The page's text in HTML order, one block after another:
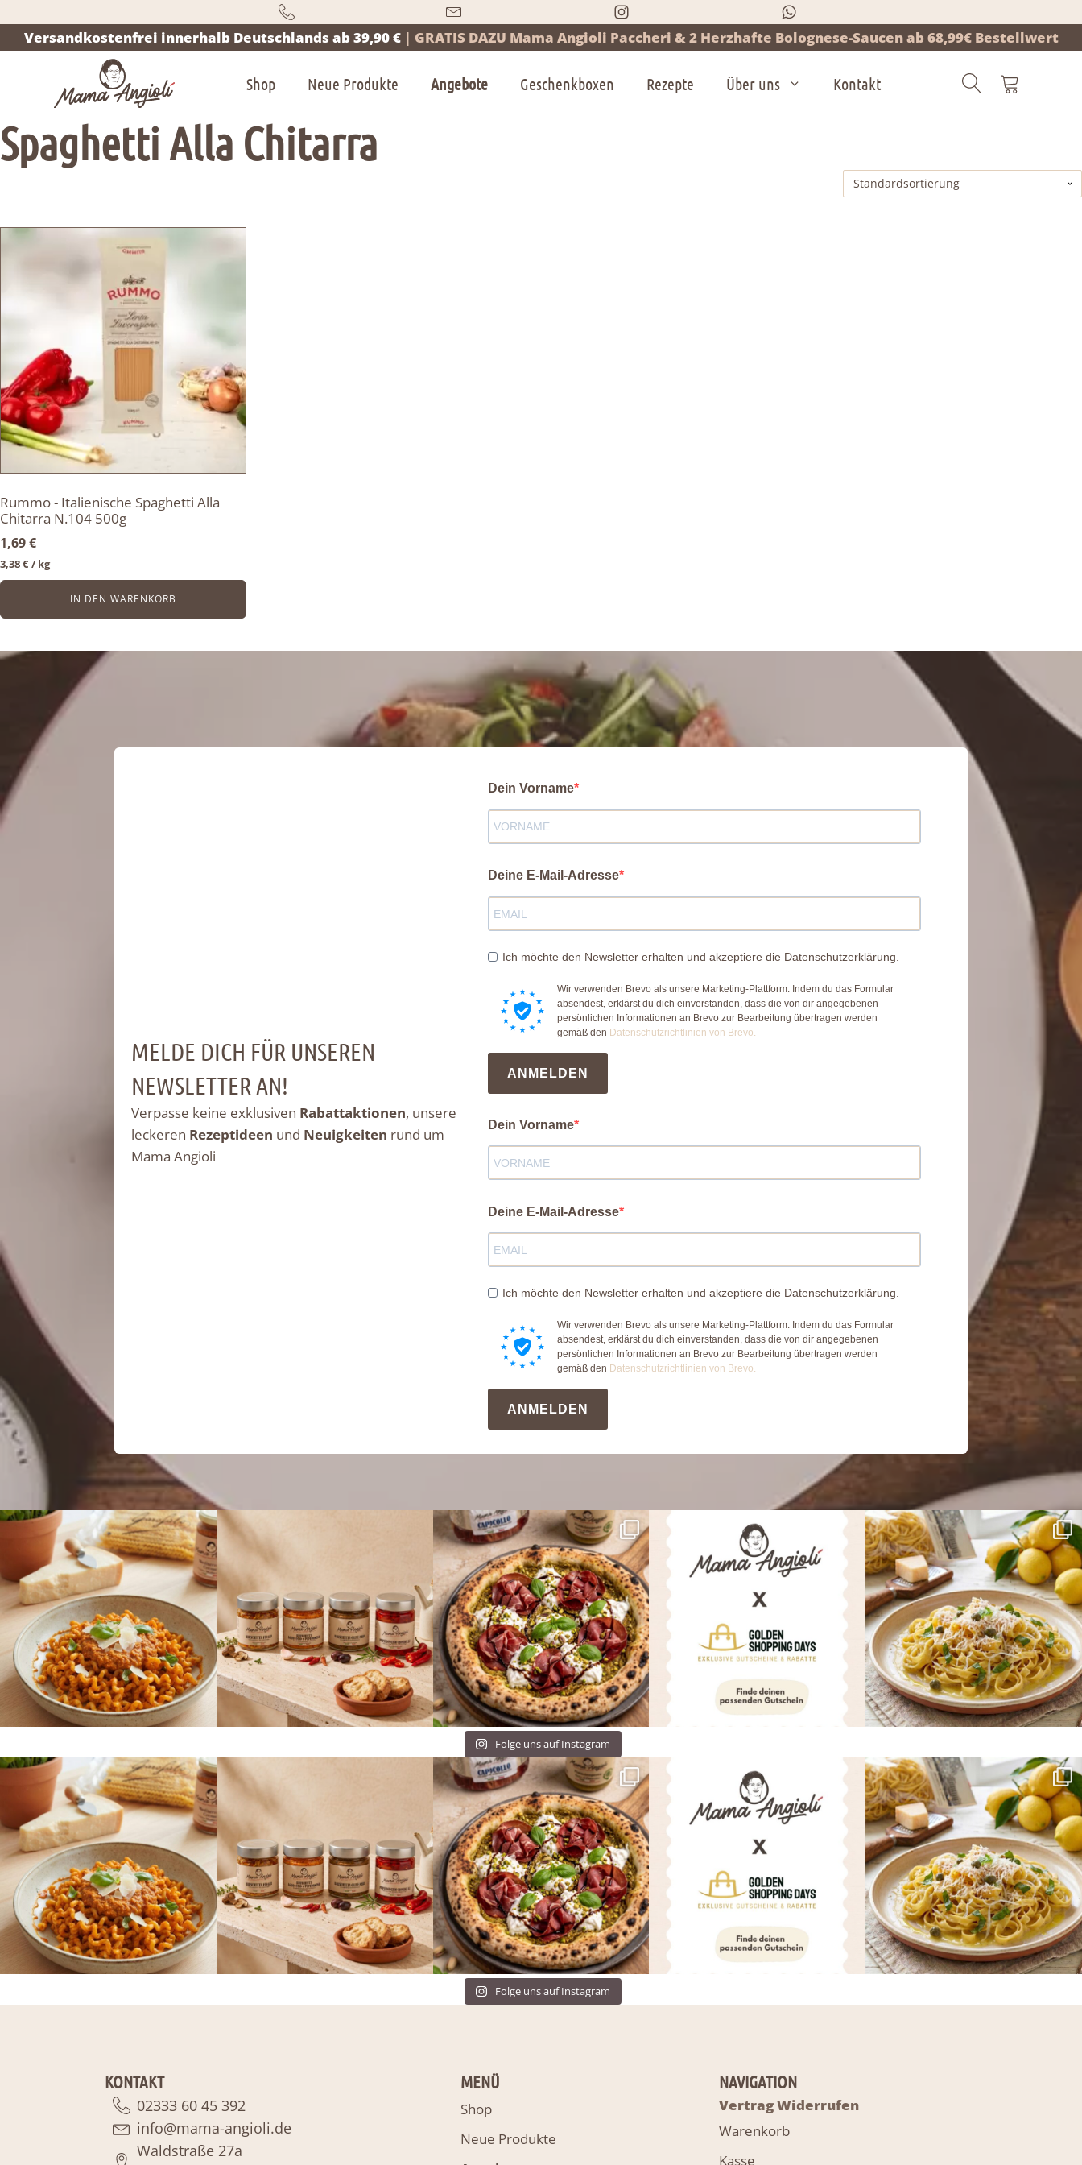
Versandkostenfrei innerhalb Deutschlands ab 39,90 € | GRATIS DAZU Mama Angioli Paccheri & 2 Herzhafte Bolognese-Saucen ab 68,99€ Bestellwert
Shop Neue Produkte Angebote Geschenkboxen Rezepte Über uns Kontakt
Spaghetti Alla Chitarra
Rummo - Italienische Spaghetti Alla
Chitarra N.104 500g
1,69€
3,38€ / kg
IN DEN WARENKORB
MELDE DICH FÜR UNSEREN
NEWSLETTER AN!
Verpasse keine exklusiven Rabattaktionen, unsere
leckeren Rezeptideen und Neuigkeiten rund um
Mama Angioli
Dein Vorname
Deine E-Mail-Adresse
Ich möchte den Newsletter erhalten und akzeptiere die Datenschutzerklärung.
Wir verwenden Brevo als unsere Marketing-Plattform. Indem du das Formular
absendest, erklärst du dich einverstanden, dass die von dir angegebenen
persönlichen Informationen an Brevo zur Bearbeitung übertragen werden
gemäß den Datenschutzrichtlinien von Brevo.
ANMELDEN
Dein Vorname
Deine E-Mail-Adresse
Ich möchte den Newsletter erhalten und akzeptiere die Datenschutzerklärung.
Wir verwenden Brevo als unsere Marketing-Plattform. Indem du das Formular
absendest, erklärst du dich einverstanden, dass die von dir angegebenen
persönlichen Informationen an Brevo zur Bearbeitung übertragen werden
gemäß den Datenschutzrichtlinien von Brevo.
ANMELDEN
Folge uns auf Instagram
Folge uns auf Instagram
KONTAKT
02333 60 45 392
info@mama-angioli.de
Waldstraße 27a
MENÜ
Shop
Neue Produkte
NAVIGATION
Vertrag Widerrufen
Warenkorb
Kasse